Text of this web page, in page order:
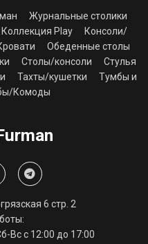
Журнальные столики
Коллекция Play
Консоли/
Обеденные столы
Столы/консоли
Стулья
Тахты/кушетки
Тумбы и
Комоды
6 стр. 2
Вс с 12:00 до 17:00